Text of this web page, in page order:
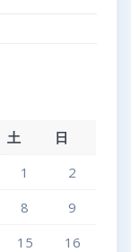
土
日
1
2
8
9
15
16